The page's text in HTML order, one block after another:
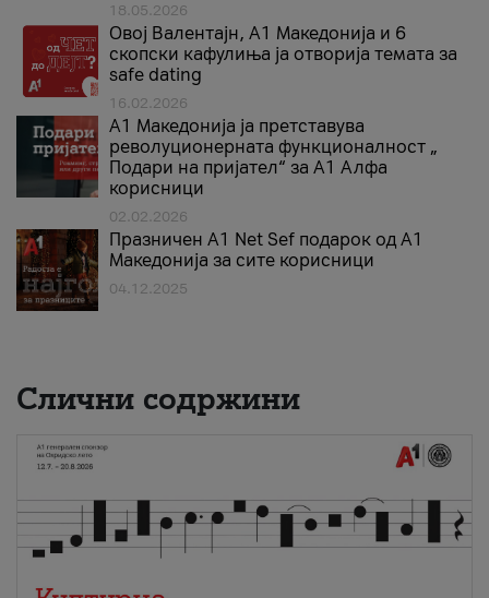
18.05.2026
Овој Валентајн, A1 Македонија и 6
скопски кафулиња ја отворија темата за
safe dating
16.02.2026
А1 Македонија ја претставува
револуционерната функционалност „
Подари на пријател“ за А1 Алфа
корисници
02.02.2026
Празничен A1 Net Sеf подарок од А1
Македонија за сите корисници
04.12.2025
Слични содржини